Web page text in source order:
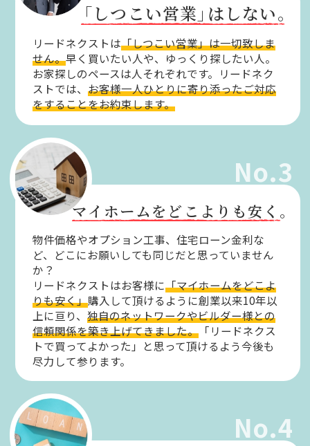
「しつこい営業」はしない。
リードネクストは「しつこい営業」は一切致しま
せん。早く買いたい人や、ゆっくり探したい人。
お家探しのペースは人それぞれです。リードネク
ストでは、お客様一人ひとりに寄り添ったご対応
をすることをお約束します。
No.3
マイホームをどこよりも安く。
物件価格やオプション工事、住宅ローン金利な
ど、どこにお願いしても同じだと思っていません
か？
リードネクストはお客様に「マイホームをどこよ
りも安く」購入して頂けるように創業以来10年以
上に亘り、独自のネットワークやビルダー様との
信頼関係を築き上げてきました。 「リードネクス
トで買ってよかった」と思って頂けるよう今後も
尽力して参ります。
No.4